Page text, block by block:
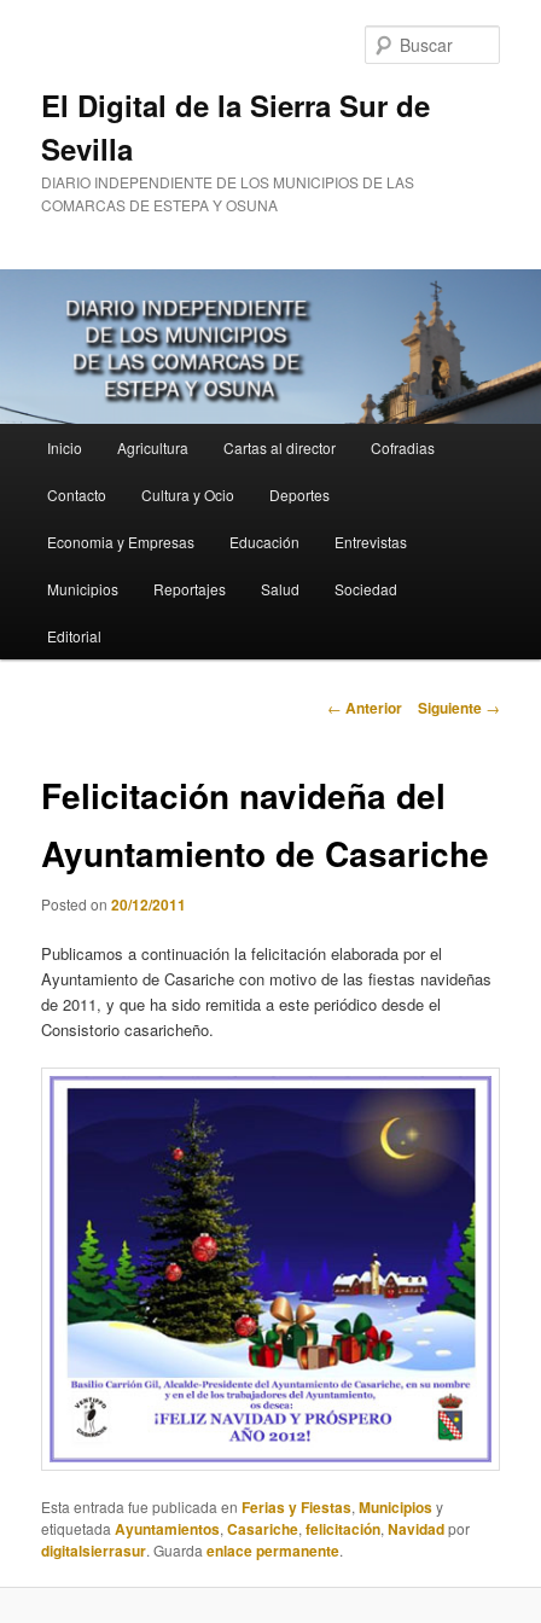
El Digital de la Sierra Sur de
Sevilla
DIARIO INDEPENDIENTE DE LOS MUNICIPIOS DE LAS
COMARCAS DE ESTEPA Y OSUNA
principal
Inicio Agricultura Cartas al director Cofradias
Contacto Cultura y Ocio Deportes
Economia y Empresas Educación Entrevistas
Municipios Reportajes Salud Sociedad
Editorial
Navegación
← Anterior Siguiente →
Felicitación navideña del
Ayuntamiento de Casariche
Posted on20/12/2011
Publicamos a continuación la felicitación elaborada por el
Ayuntamiento de Casariche con motivo de las fiestas navideñas
de 2011, y que ha sido remitida a este periódico desde el
Consistorio casaricheño.
Esta entrada fue publicada enFerias y Fiestas,Municipiosy
etiquetadaAyuntamientos,Casariche,felicitación,Navidadpor
digitalsierrasur. Guardaenlace permanente.